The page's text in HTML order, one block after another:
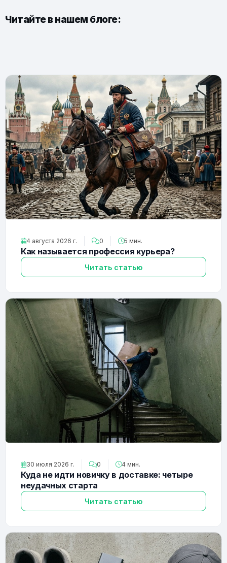
Читайте в нашем блоге:
4 августа 2026 г. 0 5 мин.
Как называется профессия курьера?
Читать статью
30 июля 2026 г. 0 4 мин.
Куда не идти новичку в доставке: четыре
неудачных старта
Читать статью